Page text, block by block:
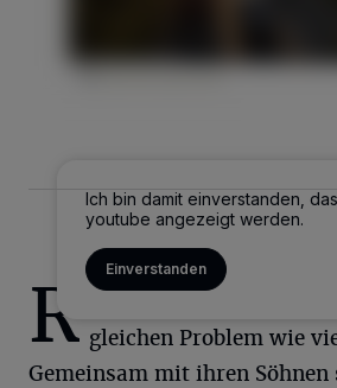
Ich bin damit einverstanden,
youtube angezeigt werden.
Einverstanden
R gleichen Problem wie
Gemeinsam mit ihren